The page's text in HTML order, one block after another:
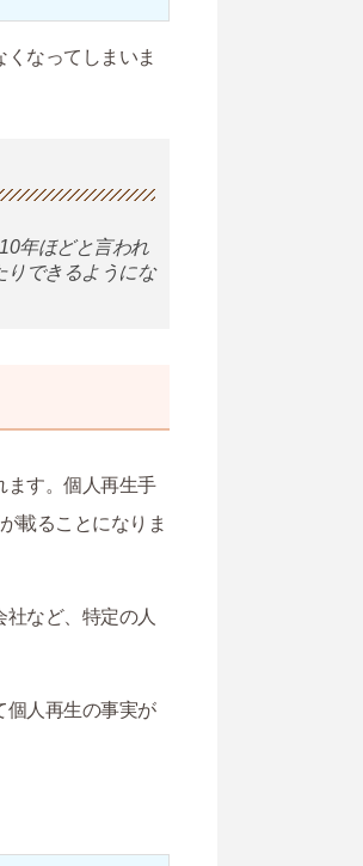
なってしまいま
年ほどと言われ
りできるようにな
ます。個人再生手
載ることになりま
など、特定の人
個人再生の事実が